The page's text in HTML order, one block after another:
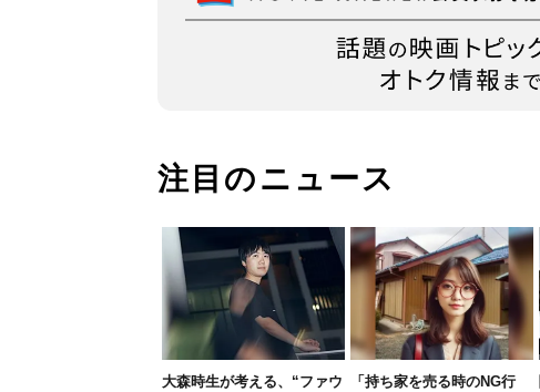
注目のニュース
大森時生が考える、“ファウ 「持ち家を売る時のNG行